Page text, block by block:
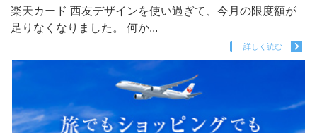
楽天カード 西友デザインを使い過ぎて、今月の限度額が
足りなくなりました。 何か...
詳しく読む